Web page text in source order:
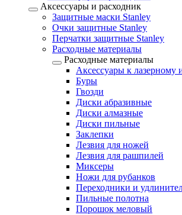
Аксессуары и расходник
Защитные маски Stanley
Очки защитные Stanley
Перчатки защитные Stanley
Расходные материалы
Расходные материалы
Аксессуары к лазерному
Буры
Гвозди
Диски абразивные
Диски алмазные
Диски пильные
Заклепки
Лезвия для ножей
Лезвия для рашпилей
Миксеры
Ножи для рубанков
Переходники и
Пильные полотна
Порошок меловый